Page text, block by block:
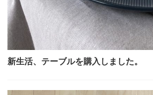
新生活、テーブルを購入しました。